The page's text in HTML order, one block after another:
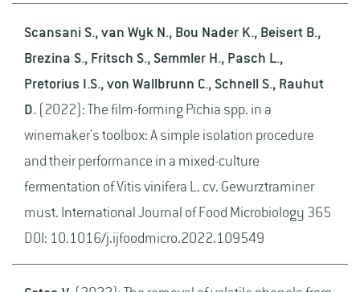
Scansani S., van Wyk N., Bou Nader K., Beisert B.,
Brezina S., Fritsch S., Semmler H., Pasch L.,
Pretorius I.S., von Wallbrunn C., Schnell S., Rauhut
D. (2022): The film-forming Pichia spp. in a
winemaker's toolbox: A simple isolation procedure
and their performance in a mixed-culture
fermentation of Vitis vinifera L. cv. Gewurztraminer
must. International Journal of Food Microbiology 365
DOI: 10.1016/j.ijfoodmicro.2022.109549